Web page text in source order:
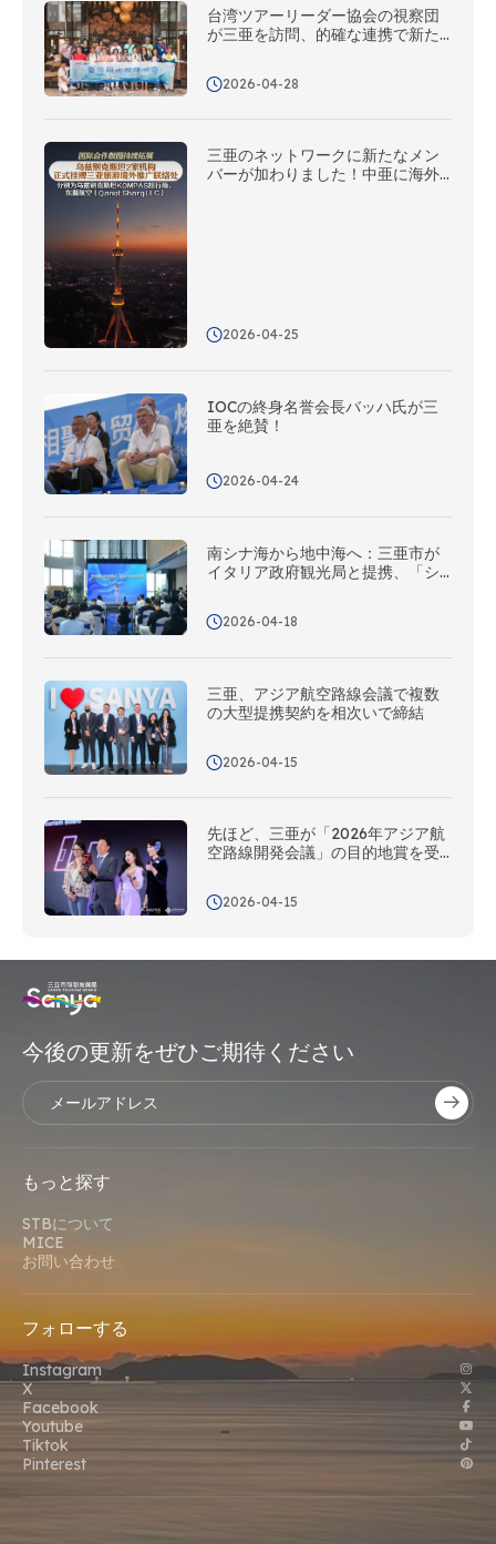
台湾ツアーリーダー協会の視察団
が三亜を訪問、的確な連携で新た
2026-04-28
三亜のネットワークに新たなメン
バーが加わりました！中亜に海外
2026-04-25
IOCの終身名誉会長バッハ氏が三
亜を絶賛！
2026-04-24
南シナ海から地中海へ：三亜市が
イタリア政府観光局と提携、「シ
日開所
2026-04-18
三亜、アジア航空路線会議で複数
の大型提携契約を相次いで締結
2026-04-15
先ほど、三亜が「2026年アジア航
空路線開発会議」の目的地賞を受
2026-04-15
今後の更新をぜひご期待ください
もっと探す
STBについて
MICE
お問い合わせ
フォローする
Instagram
X
Facebook
Youtube
Tiktok
Pinterest